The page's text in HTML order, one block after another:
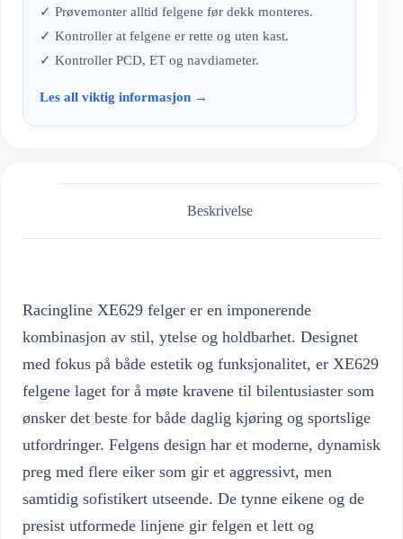
✓ Prøvemonter alltid felgene før dekk monteres.
✓ Kontroller at felgene er rette og uten kast.
✓ Kontroller PCD, ET og navdiameter.
Les all viktig informasjon →
Beskrivelse
Racingline XE629 felger er en imponerende
kombinasjon av stil, ytelse og holdbarhet. Designet
med fokus på både estetik og funksjonalitet, er XE629
felgene laget for å møte kravene til bilentusiaster som
ønsker det beste for både daglig kjøring og sportslige
utfordringer. Felgens design har et moderne, dynamisk
preg med flere eiker som gir et aggressivt, men
samtidig sofistikert utseende. De tynne eikene og de
presist utformede linjene gir felgen et lett og